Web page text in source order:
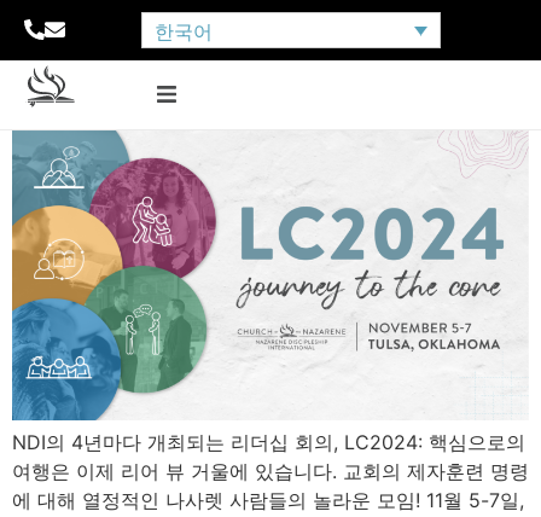
한국어
NDI의 4년마다 개최되는 리더십 회의, LC2024: 핵심으로의
여행은 이제 리어 뷰 거울에 있습니다. 교회의 제자훈련 명령
에 대해 열정적인 나사렛 사람들의 놀라운 모임! 11월 5-7일,